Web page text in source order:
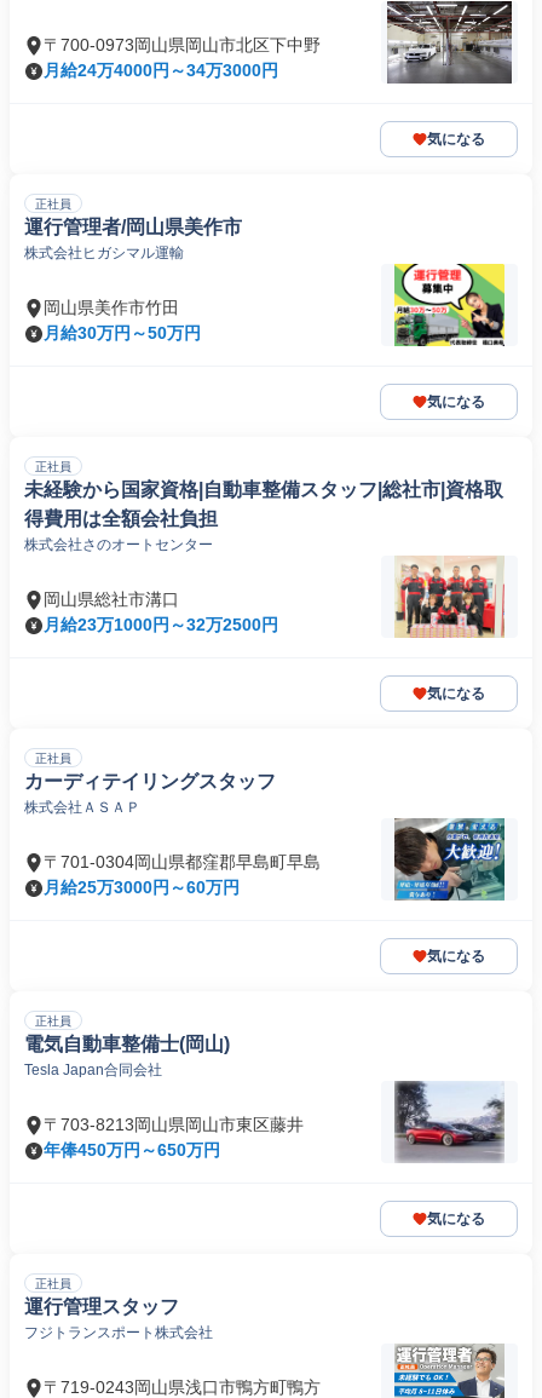
〒700-0973岡山県岡山市北区下中野
月給24万4000円～34万3000円
気になる
正社員
運行管理者/岡山県美作市
株式会社ヒガシマル運輸
岡山県美作市竹田
月給30万円～50万円
気になる
正社員
未経験から国家資格|自動車整備スタッフ|総社市|資格取
得費用は全額会社負担
株式会社さのオートセンター
岡山県総社市溝口
月給23万1000円～32万2500円
気になる
正社員
カーディテイリングスタッフ
株式会社ＡＳＡＰ
〒701-0304岡山県都窪郡早島町早島
月給25万3000円～60万円
気になる
正社員
電気自動車整備士(岡山)
Tesla Japan合同会社
〒703-8213岡山県岡山市東区藤井
年俸450万円～650万円
気になる
正社員
運行管理スタッフ
フジトランスポート株式会社
〒719-0243岡山県浅口市鴨方町鴨方